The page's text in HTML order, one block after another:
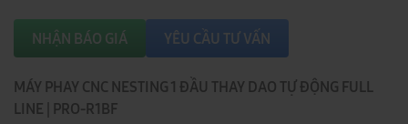
NHẬN BÁO GIÁ YÊU CẦU TƯ VẤN
MÁY PHAY CNC NESTING 1 ĐẦU THAY DAO TỰ ĐỘNG FULL
LINE | PRO-R1BF